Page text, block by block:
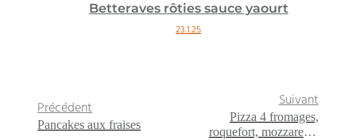
Betteraves rôties sauce yaourt
23.1.25
Précédent
Pancakes aux fraises
Suivant
Pizza 4 fromages,
roquefort, mozzarella,